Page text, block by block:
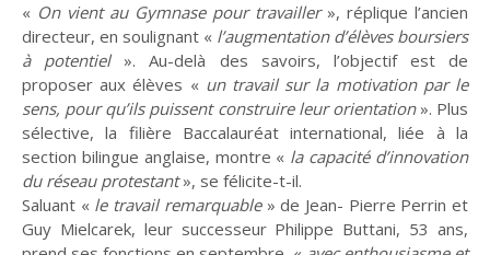
« On vient au Gymnase pour travailler», réplique l’ancien
directeur, en soulignant « l’augmentation d’élèves boursiers
à potentiel». Au-delà des savoirs, l’objectif est de
proposer aux élèves « un travail sur la motivation par le
sens, pour qu’ils puissent construire leur orientation». Plus
sélective, la filière Baccalauréat international, liée à la
section bilingue anglaise, montre « la capacité d’innovation
du réseau protestant», se félicite-t-il.
Saluant « le travail remarquable» de Jean- Pierre Perrin et
Guy Mielcarek, leur successeur Philippe Buttani, 53 ans,